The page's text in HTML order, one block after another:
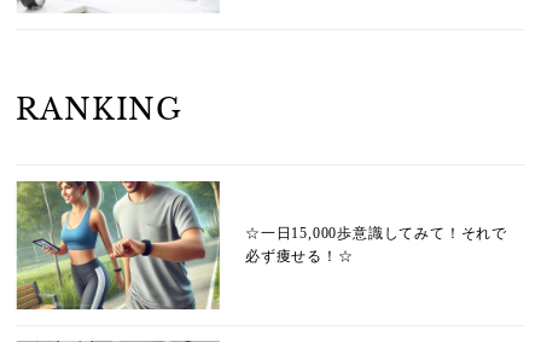
RANKING
☆一日15,000歩意識してみて！それで
必ず痩せる！☆